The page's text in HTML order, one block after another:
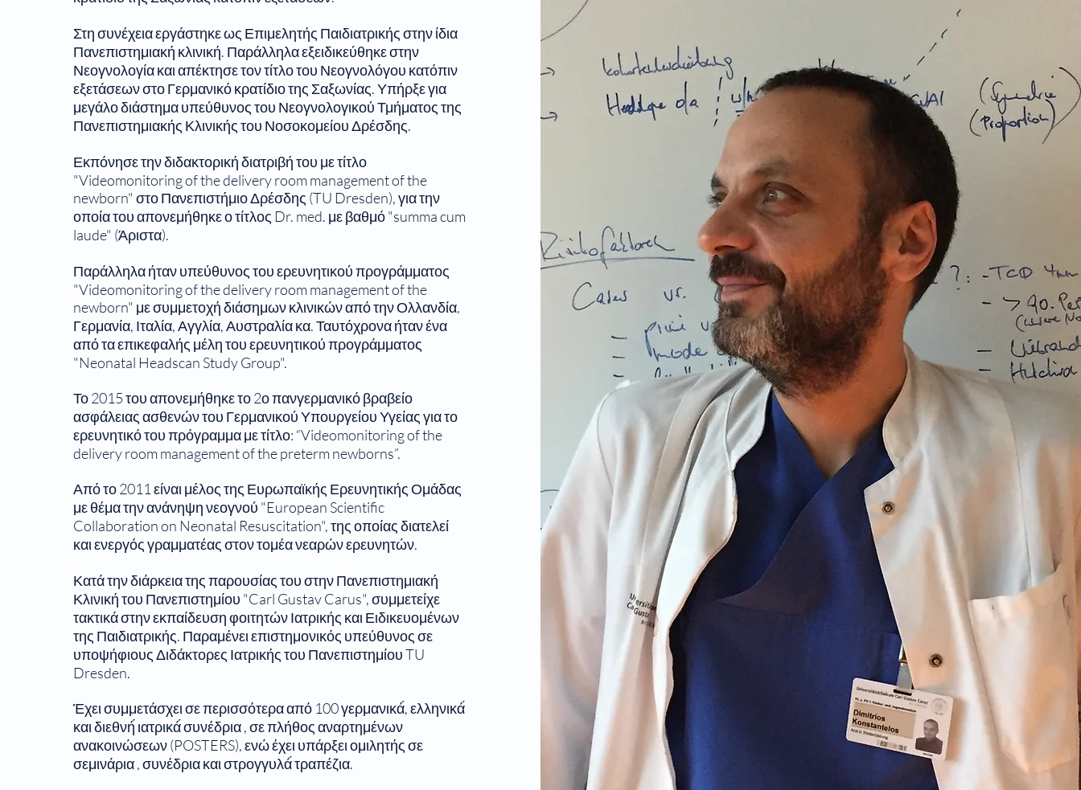
Στη συνέχεια εργάστηκε ως Επιμελητής Παιδιατρικής στην ίδια
Πανεπιστημιακή κλινική. Παράλληλα εξειδικεύθηκε στην
Νεογνολογία και απέκτησε τον τίτλο του Νεογνολόγου κατόπιν
εξετάσεων στο Γερμανικό κρατίδιο της Σαξωνίας. Υπήρξε για
μεγάλο διάστημα υπεύθυνος του Νεογνολογικού Τμήματος της
Πανεπιστημιακής Κλινικής του Νοσοκομείου Δρέσδης.
Εκπόνησε την διδακτορική διατριβή του με τίτλο
"Videomonitoring of the delivery room management of the
newborn" στο Πανεπιστήμιο Δρέσδης (TU Dresden), για την
οποία του απονεμήθηκε ο τίτλος Dr. med. με βαθμό "summa cum
laude" (Άριστα).
Παράλληλα ήταν υπεύθυνος του ερευνητικού προγράμματος
"Videomonitoring of the delivery room management of the
newborn" με συμμετοχή διάσημων κλινικών από την Ολλανδία,
Γερμανία, Ιταλία, Αγγλία, Αυστραλία κα. Ταυτόχρονα ήταν ένα
από τα επικεφαλής μέλη του ερευνητικού προγράμματος
"Neonatal Headscan Study Group".
Το 2015 του απονεμήθηκε το 2ο πανγερμανικό βραβείο
ασφάλειας ασθενών του Γερμανικού Υπουργείου Υγείας για το
ερευνητικό του πρόγραμμα με τίτλο: “Videomonitoring of the
delivery room management of the preterm newborns”.
Από το 2011 είναι μέλος της Ευρωπαϊκής Ερευνητικής Ομάδας
με θέμα την ανάνηψη νεογνού "European Scientific
Collaboration on Neonatal Resuscitation", της οποίας διατελεί
και ενεργός γραμματέας στον τομέα νεαρών ερευνητών.
Κατά την διάρκεια της παρουσίας του στην Πανεπιστημιακή
Κλινική του Πανεπιστημίου "Carl Gustav Carus", συμμετείχε
τακτικά στην εκπαίδευση φοιτητών Ιατρικής και Ειδικευομένων
της Παιδιατρικής. Παραμένει επιστημονικός υπεύθυνος σε
υποψήφιους Διδάκτορες Ιατρικής του Πανεπιστημίου TU
Dresden.
Έχει συμμετάσχει σε περισσότερα από 100 γερμανικά́, ελληνικά́
και διεθνή́ ιατρικά́ συνέδρια , σε πλήθος αναρτημένων
ανακοινώσεων (POSTERS), ενώ έχει υπάρξει ομιλητής σε
σεμινάρια , συνέδρια και στρογγυλά́ τραπέζια.